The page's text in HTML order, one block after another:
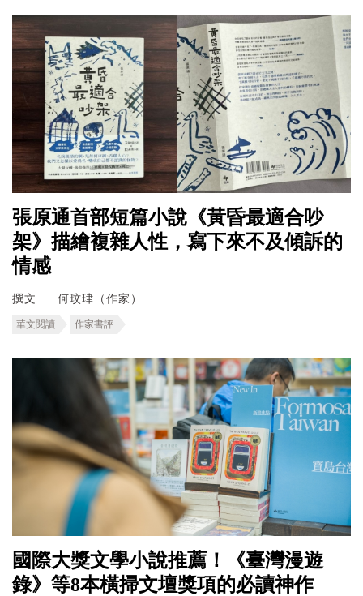
張原通首部短篇小說《黃昏最適合吵
架》描繪複雜人性，寫下來不及傾訴的
情感
撰文 何玟珒（作家）
華文閱讀 作家書評
國際大獎文學小說推薦！《臺灣漫遊
錄》等8本橫掃文壇獎項的必讀神作